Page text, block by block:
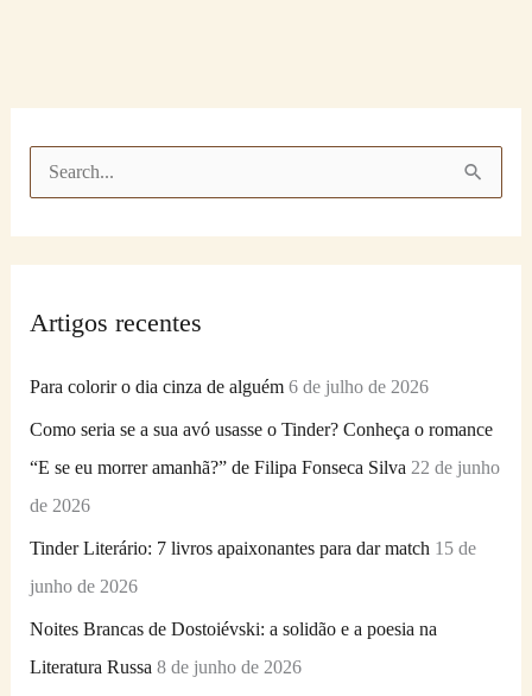
u
o
r
:
Artigos recentes
Para colorir o dia cinza de alguém 6 de julho de 2026
Como seria se a sua avó usasse o Tinder? Conheça o romance
“E se eu morrer amanhã?” de Filipa Fonseca Silva 22 de junho
de 2026
Tinder Literário: 7 livros apaixonantes para dar match 15 de
junho de 2026
Noites Brancas de Dostoiévski: a solidão e a poesia na
Literatura Russa 8 de junho de 2026